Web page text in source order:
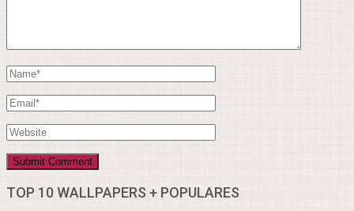
TOP 10 WALLPAPERS + POPULARES